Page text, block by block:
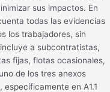
sus impactos. En
todas las evidencias
los trabajadores, sin
a subcontratistas,
fijas, flotas ocasionales,
de los tres anexos
en A1.1